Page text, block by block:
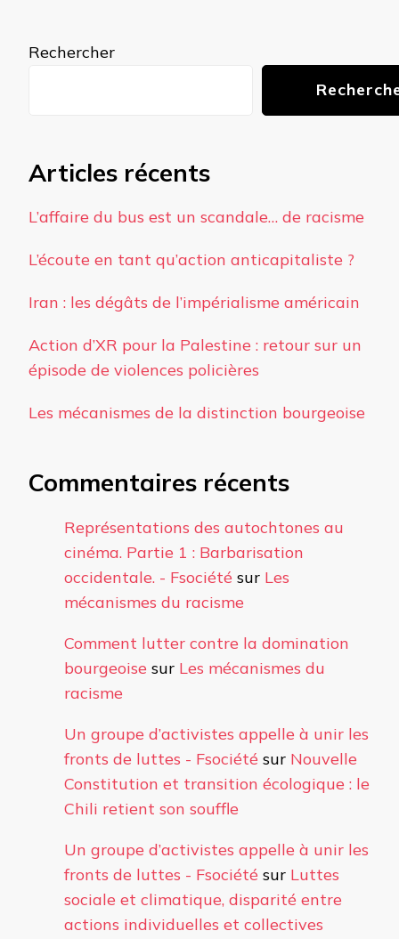
Rechercher
Articles récents
L’affaire du bus est un scandale… de racisme
L’écoute en tant qu’action anticapitaliste ?
Iran : les dégâts de l’impérialisme américain
Action d’XR pour la Palestine : retour sur un
épisode de violences policières
Les mécanismes de la distinction bourgeoise
Commentaires récents
Représentations des autochtones au
cinéma. Partie 1 : Barbarisation
occidentale. - Fsociété sur Les
mécanismes du racisme
Comment lutter contre la domination
bourgeoise sur Les mécanismes du
racisme
Un groupe d’activistes appelle à unir les
fronts de luttes - Fsociété sur Nouvelle
Constitution et transition écologique : le
Chili retient son souffle
Un groupe d’activistes appelle à unir les
fronts de luttes - Fsociété sur Luttes
sociale et climatique, disparité entre
actions individuelles et collectives